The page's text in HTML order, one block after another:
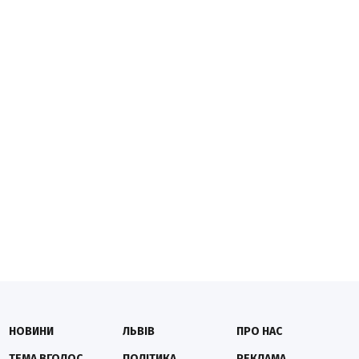
НОВИНИ
ЛЬВІВ
ПРО НАС